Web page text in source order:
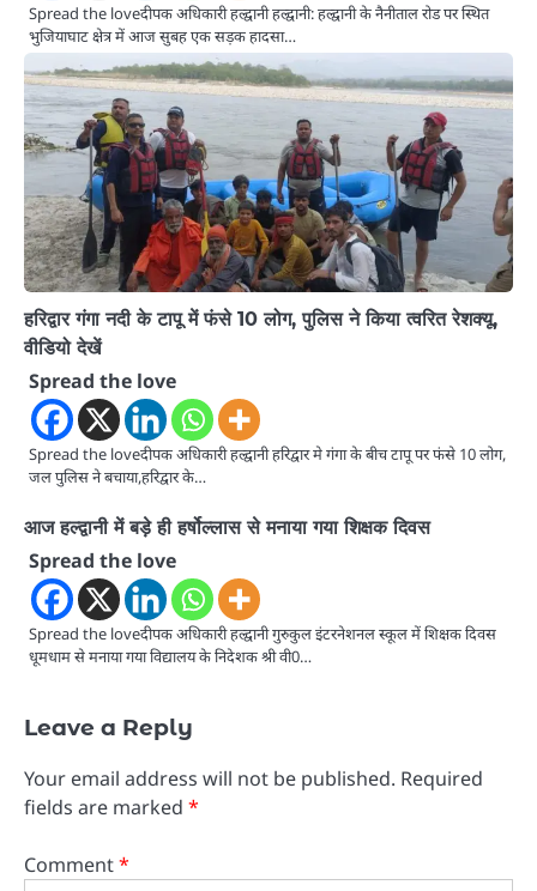
Spread the loveदीपक अधिकारी हल्द्वानी हल्द्वानी: हल्द्वानी के नैनीताल रोड पर स्थित
भुजियाघाट क्षेत्र में आज सुबह एक सड़क हादसा…
हरिद्वार गंगा नदी के टापू में फंसे 10 लोग, पुलिस ने किया त्वरित रेशक्यू,
वीडियो देखें
Spread the love
Spread the loveदीपक अधिकारी हल्द्वानी हरिद्वार मे गंगा के बीच टापू पर फंसे 10 लोग,
जल पुलिस ने बचाया,हरिद्वार के…
आज हल्द्वानी में बड़े ही हर्षोल्लास से मनाया गया शिक्षक दिवस
Spread the love
Spread the loveदीपक अधिकारी हल्द्वानी गुरुकुल इंटरनेशनल स्कूल में शिक्षक दिवस
धूमधाम से मनाया गया विद्यालय के निदेशक श्री वी0…
Leave a Reply
Your email address will not be published. Required
fields are marked *
Comment*